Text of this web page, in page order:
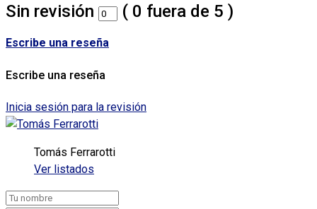
Sin revisión ( 0 fuera de 5 )
Escribe una reseña
Escribe una reseña
Inicia sesión para la revisión
Tomás Ferrarotti
Ver listados